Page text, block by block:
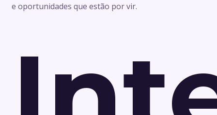
e oportunidades que estão por vir.